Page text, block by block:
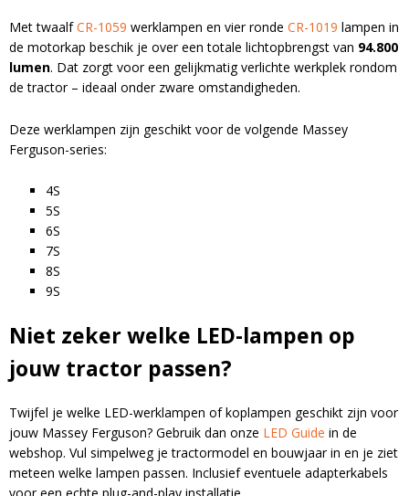
Met twaalfCR-1059 werklampen en vier ronde CR-1019 lampen in
de motorkap beschik je over een totale lichtopbrengst van 94.800
lumen. Dat zorgt voor een gelijkmatig verlichte werkplek rondom
de tractor – ideaal onder zware omstandigheden.
Deze werklampen zijn geschikt voor de volgende Massey
Ferguson-series:
4S
5S
6S
7S
8S
9S
Niet zeker welke LED-lampen op
jouw tractor passen?
Twijfel je welke LED-werklampen of koplampen geschikt zijn voor
jouw Massey Ferguson? Gebruik dan onze LED Guide in de
webshop. Vul simpelweg je tractormodel en bouwjaar in en je ziet
meteen welke lampen passen. Inclusief eventuele adapterkabels
voor een echte plug-and-play installatie.